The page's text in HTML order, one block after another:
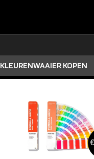
KOPEN